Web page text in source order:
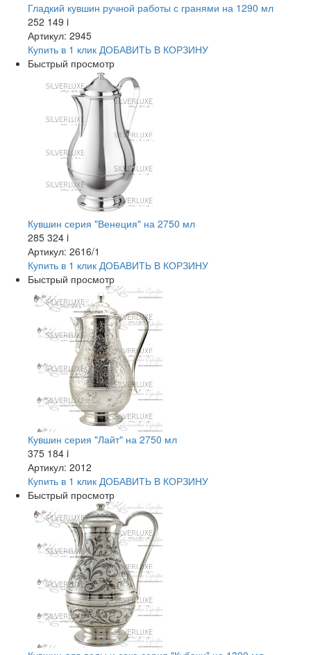
Гладкий кувшин ручной работы с гранями на 1290 мл
252 149 i
Артикул: 2945
Купить в 1 клик ДОБАВИТЬ В КОРЗИНУ
Быстрый просмотр
Кувшин серия "Венеция" на 2750 мл
285 324 i
Артикул: 2616/1
Купить в 1 клик ДОБАВИТЬ В КОРЗИНУ
Быстрый просмотр
Кувшин серия "Лайт" на 2750 мл
375 184 i
Артикул: 2012
Купить в 1 клик ДОБАВИТЬ В КОРЗИНУ
Быстрый просмотр